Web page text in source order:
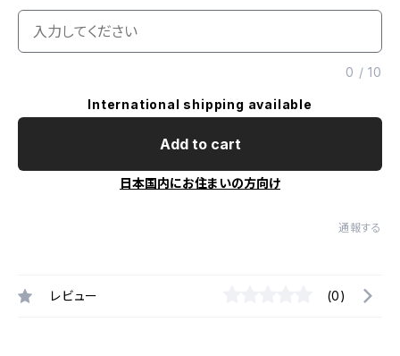
0 /10
International shipping available
Add to cart
日本国内にお住まいの方向け
通報する
レビュー (0)